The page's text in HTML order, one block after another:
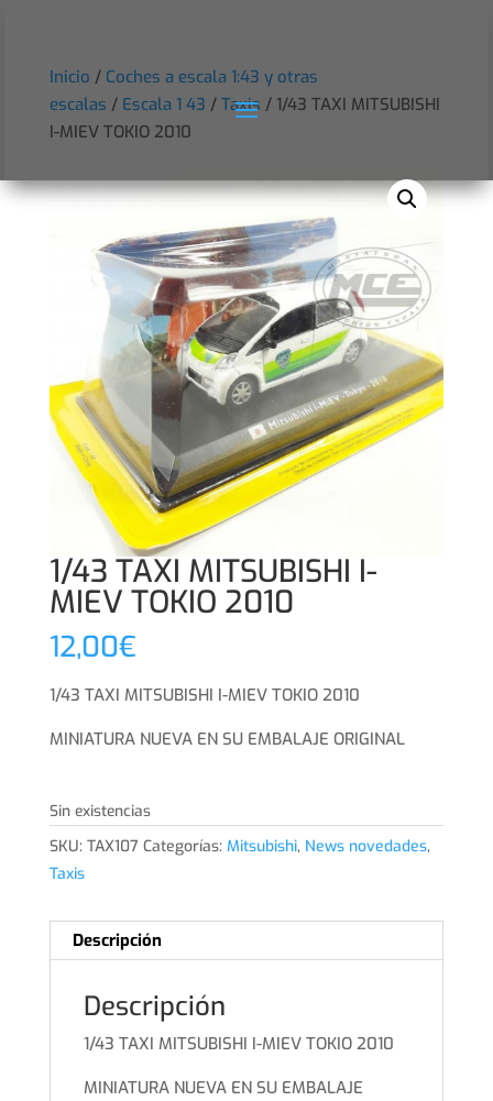
Inicio / Coches a escala 1:43 y otras
escalas / Escala 1 43 / Taxis / 1/43 TAXI MITSUBISHI
I-MIEV TOKIO 2010
1/43 TAXI MITSUBISHI I-
MIEV TOKIO 2010
12,00€
1/43 TAXI MITSUBISHI I-MIEV TOKIO 2010
MINIATURA NUEVA EN SU EMBALAJE ORIGINAL
Sin existencias
SKU: TAX107 Categorías: Mitsubishi, News novedades,
Taxis
Descripción
Descripción
1/43 TAXI MITSUBISHI I-MIEV TOKIO 2010
MINIATURA NUEVA EN SU EMBALAJE